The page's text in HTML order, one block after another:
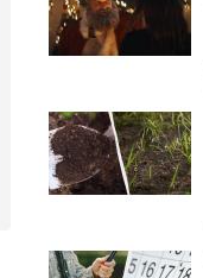
досвідчених